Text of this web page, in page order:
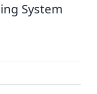
System